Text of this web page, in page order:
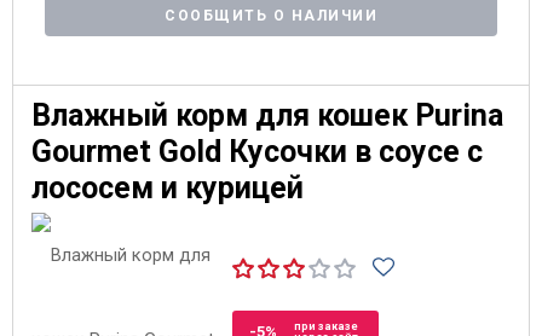
СООБЩИТЬ О НАЛИЧИИ
Влажный корм для кошек Purina
Gourmet Gold Кусочки в соусе с
лососем и курицей
-5%
при заказе